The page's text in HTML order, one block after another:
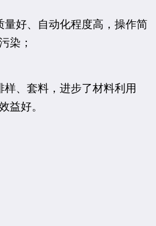
好、自动化程度高，操作简
染；
、套料，进步了材料利用
益好。